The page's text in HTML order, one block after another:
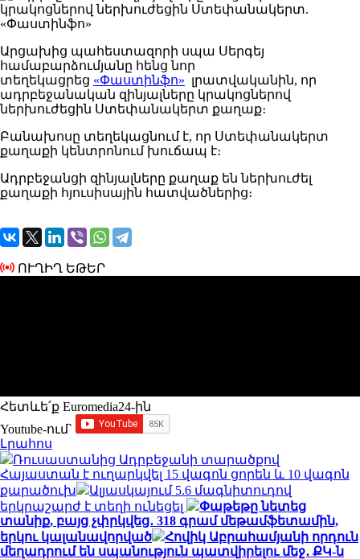
Արցախից պահեստազորի սպա Սերգեյ
համաբարձումյանը հենց նոր
տեղեկացրեց «Փաստինֆո» լրատվականին, որ
ադրբեջանական զինյալները կրակոցներով
ներխուժեցին Ստեփանակերտ քաղաք։
Բանախոսը տեղեկացնում է, որ Ստեփանակերտ
քաղաքի կենտրոնում խուճապ է։
Ադրբեջանցի զինյալները քաղաք են ներխուժել
քաղաքի հյուսիսային հատվածներից։
ՈՒՂԻՂ ԵԹԵՐ
Հետևե՛ք Euromedia24-ին
Youtube-ում`
Լրահոս
Ռուսաստանից Ադրբեջանի տարածքով
Հայաստան է ուղարկվել 15 վագոն ցորեն և 10 վագոն
քարածուխ
Ալյասկայում 5.6 մագնիտուդով
երկրաշարժ է տեղի ունեցել
Փաթեթը նետեց
տանիք, բայց չփրկվեց․ 318 գրամ մեթամֆետամին,
երկու կալանավորված
Հովիկ Աբրահամյանի որդուն
մեղադրում են սպանություն պատվիրելու մեջ․ ՔԿ-ն